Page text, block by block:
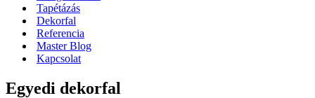
Tapétázás
Dekorfal
Referencia
Master Blog
Kapcsolat
Egyedi dekorfal